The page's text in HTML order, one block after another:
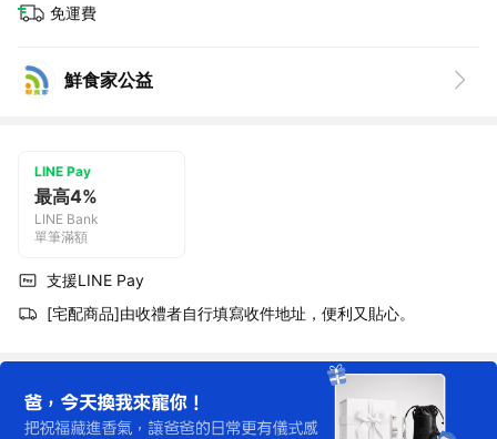
免運費
鮮食家公益
LINE Pay
最高4%
LINE Bank
單筆滿額
支援LINE Pay
[宅配商品]由收禮者自行填寫收件地址，便利又貼心。